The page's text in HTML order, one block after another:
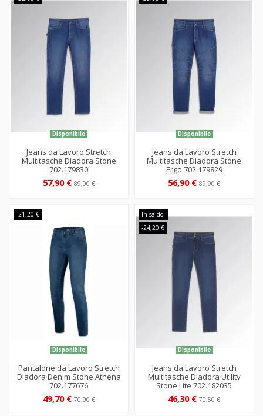
Disponibile
Jeans da Lavoro Stretch
Multitasche Diadora Stone
702.179830
57,90 €89,90 €
Disponibile
Jeans da Lavoro Stretch
Multitasche Diadora Stone
Ergo 702.179829
56,90 €89,90 €
-21,20 €
Disponibile
Pantalone da Lavoro Stretch
Diadora Denim Stone Athena
702.177676
49,70 €70,90 €
In saldo!
-24,20 €
Disponibile
Jeans da Lavoro Stretch
Multitasche Diadora Utility
Stone Lite 702.182035
46,30 €70,50 €